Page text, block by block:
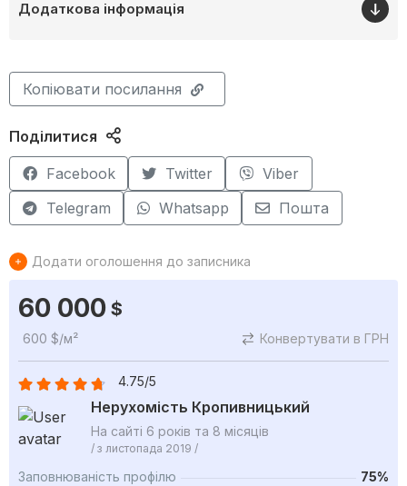
Додаткова інформація
Копіювати посилання
Поділитися
Facebook Twitter
Viber
Telegram
Whatsapp Пошта
Додати оголошення до записника
60 000 $
600 $/м² Конвертувати в ГРН
4.75/5
Нерухомість Кропивницький
На сайті 6 років та 8 місяців
/ з листопада 2019 /
Заповнюваність профілю 75%